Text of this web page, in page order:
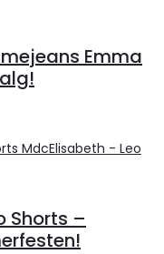
Emma
Shorts –